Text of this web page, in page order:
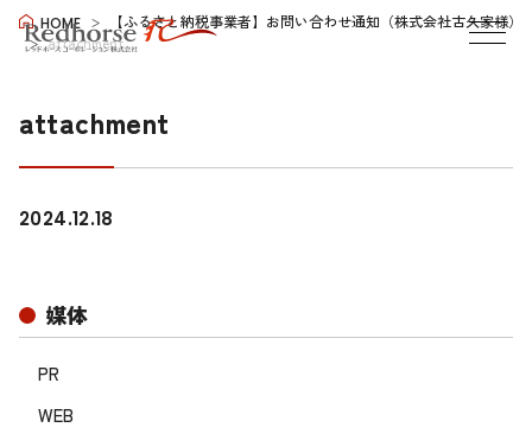
HOME
【ふるさと納税事業者】お問い合わせ通知（株式会社古久家様）
attachment
attachment
媒体
PR
WEB
2024.12.18